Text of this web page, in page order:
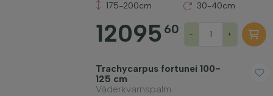
175-200cm 30-40cm
12095 60 - +
Trachycarpus fortunei 100-
125 cm
Väderkvarnspalm